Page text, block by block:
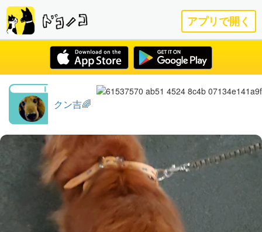
アプリで開く
クン吉🌈